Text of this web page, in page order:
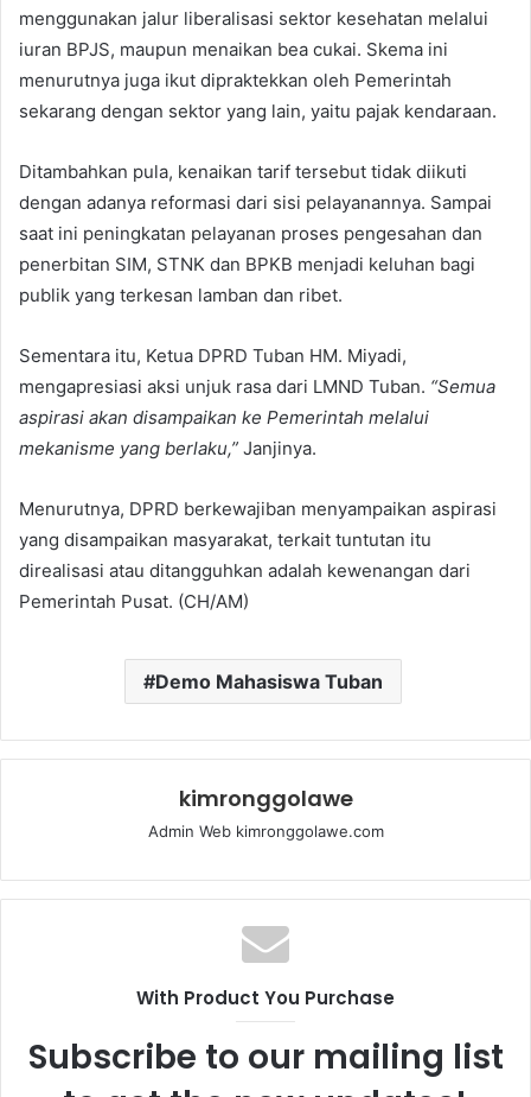
menggunakan jalur liberalisasi sektor kesehatan melalui
iuran BPJS, maupun menaikan bea cukai. Skema ini
menurutnya juga ikut dipraktekkan oleh Pemerintah
sekarang dengan sektor yang lain, yaitu pajak kendaraan.
Ditambahkan pula, kenaikan tarif tersebut tidak diikuti
dengan adanya reformasi dari sisi pelayanannya. Sampai
saat ini peningkatan pelayanan proses pengesahan dan
penerbitan SIM, STNK dan BPKB menjadi keluhan bagi
publik yang terkesan lamban dan ribet.
Sementara itu, Ketua DPRD Tuban HM. Miyadi,
mengapresiasi aksi unjuk rasa dari LMND Tuban. “Semua
aspirasi akan disampaikan ke Pemerintah melalui
mekanisme yang berlaku,” Janjinya.
Menurutnya, DPRD berkewajiban menyampaikan aspirasi
yang disampaikan masyarakat, terkait tuntutan itu
direalisasi atau ditangguhkan adalah kewenangan dari
Pemerintah Pusat. (CH/AM)
Demo Mahasiswa Tuban
kimronggolawe
Admin Web kimronggolawe.com
With Product You Purchase
Subscribe to our mailing list